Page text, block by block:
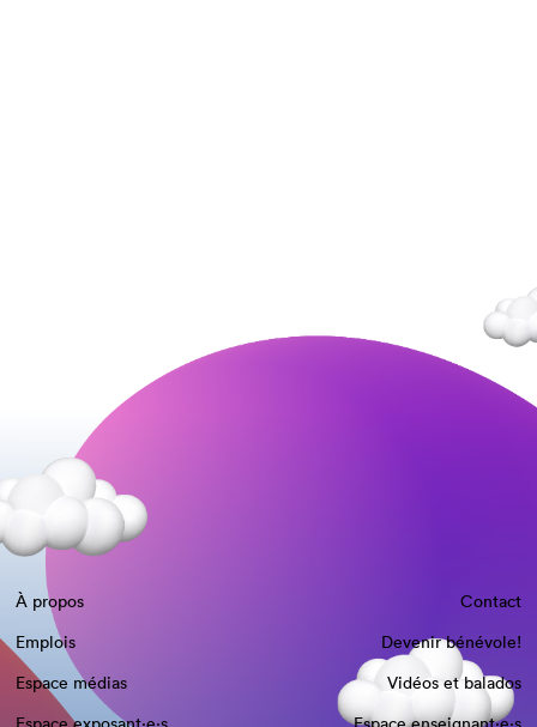
À propos
Contact
Emplois
Devenir bénévole!
Espace médias
Vidéos et balados